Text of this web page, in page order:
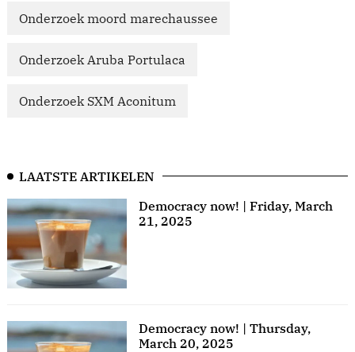
Onderzoek moord marechaussee
Onderzoek Aruba Portulaca
Onderzoek SXM Aconitum
LAATSTE ARTIKELEN
Democracy now! | Friday, March
21, 2025
Democracy now! | Thursday,
March 20, 2025